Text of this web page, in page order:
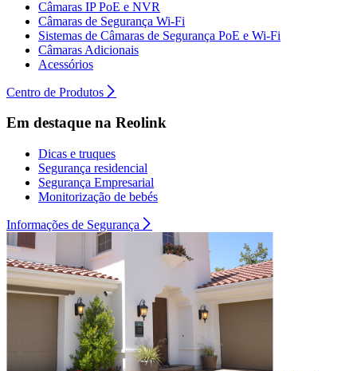
Câmaras IP PoE e NVR
Câmaras de Segurança Wi-Fi
Sistemas de Câmaras de Segurança PoE e Wi-Fi
Câmaras Adicionais
Acessórios
Centro de Produtos
Em destaque na Reolink
Dicas e truques
Segurança residencial
Segurança Empresarial
Monitorização de bebés
Informações de Segurança